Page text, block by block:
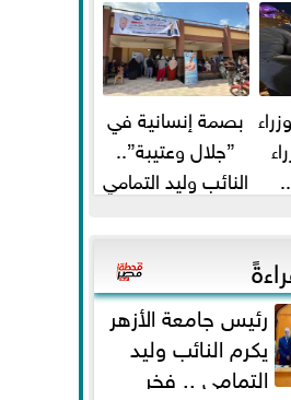
أضخم قافلة طبية
مجانية...
بصمة إنسانية في
”جلال وعتيبة”..
النائب وليد التمامي
شيحة يداويان...
رئيس جامعة الأزهر
يكرم النائب وليد
التمامي .. فخر